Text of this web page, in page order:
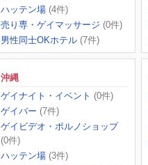
ハッテン場 (4件)
売り専・ゲイマッサージ (0件)
男性同士OKホテル (7件)
沖縄
ゲイナイト・イベント (0件)
ゲイバー (7件)
ゲイビデオ・ポルノショップ
(0件)
ハッテン場 (3件)